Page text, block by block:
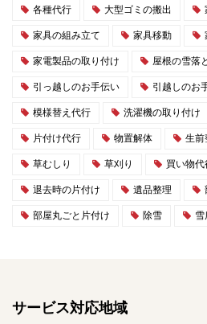
各種代行 大型ゴミの搬出
家具の組み立て 家具移動
家電製品の取り付け 屋根の雪落
引っ越しのお手伝い 引越しのお
模様替え代行 洗濯機の取り付け
片付け代行 物置解体 生前
草むしり 草刈り 買い物代
退去時の片付け 遺品整理
部屋丸ごと片付け 除雪 雪
サービス対応地域